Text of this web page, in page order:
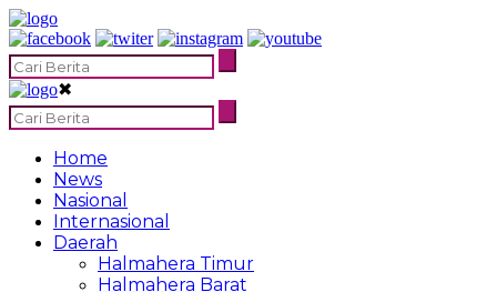
✖
Home
News
Nasional
Internasional
Daerah
Halmahera Timur
Halmahera Barat